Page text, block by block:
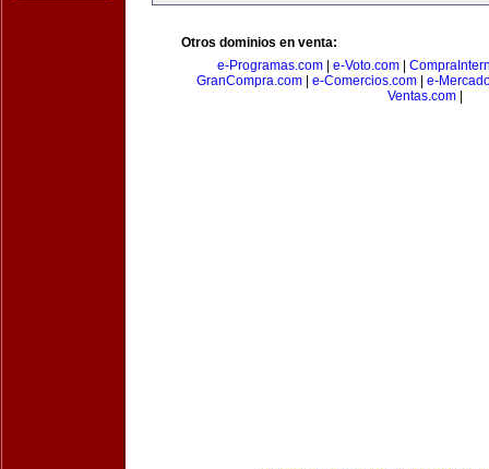
Otros dominios en venta:
e-Programas.com
e-Voto.com
GranCompra.com
e-Comercios.com
e-
Ventas.com|